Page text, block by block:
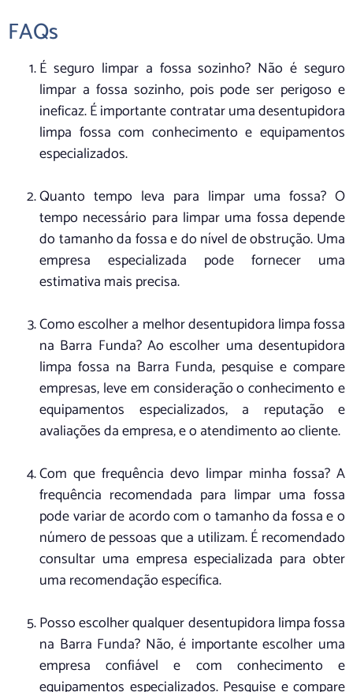
FAQs
É seguro limpar a fossa sozinho? Não é seguro
limpar a fossa sozinho, pois pode ser perigoso e
ineficaz. É importante contratar uma desentupidora
limpa fossa com conhecimento e equipamentos
especializados.
Quanto tempo leva para limpar uma fossa? O
tempo necessário para limpar uma fossa depende
do tamanho da fossa e do nível de obstrução. Uma
empresa especializada pode fornecer uma
estimativa mais precisa.
Como escolher a melhor desentupidora limpa fossa
na Barra Funda? Ao escolher uma desentupidora
limpa fossa na Barra Funda, pesquise e compare
empresas, leve em consideração o conhecimento e
equipamentos especializados, a reputação e
avaliações da empresa, e o atendimento ao cliente.
Com que frequência devo limpar minha fossa? A
frequência recomendada para limpar uma fossa
pode variar de acordo com o tamanho da fossa e o
número de pessoas que a utilizam. É recomendado
consultar uma empresa especializada para obter
uma recomendação específica.
Posso escolher qualquer desentupidora limpa fossa
na Barra Funda? Não, é importante escolher uma
empresa confiável e com conhecimento e
equipamentos especializados. Pesquise e compare